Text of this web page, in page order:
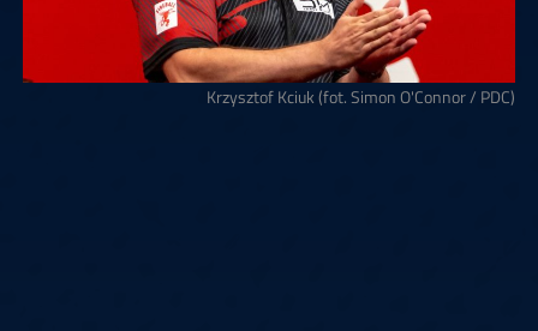
Krzysztof Kciuk (fot. Simon O'Connor / PDC)